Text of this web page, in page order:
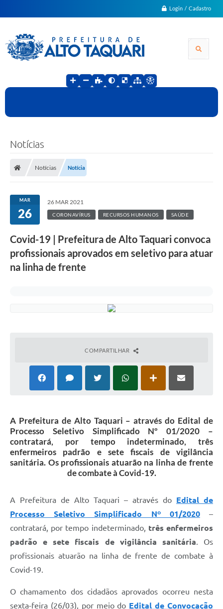
Login / Cadastro
Notícias
Notícias Notícia
MAR
26
26 MAR 2021
CORONAVÍRUS RECURSOS HUMANOS SAÚDE
Covid-19 | Prefeitura de Alto Taquari convoca
profissionais aprovados em seletivo para atuar
na linha de frente
COMPARTILHAR
A Prefeitura de Alto Taquari – através do Edital de
Processo Seletivo Simplificado Nº 01/2020 –
contratará, por tempo indeterminado, três
enfermeiros padrão e sete fiscais de vigilância
sanitária. Os profissionais atuarão na linha de frente
de combate à Covid-19.
A Prefeitura de Alto Taquari – através do Edital de
Processo Seletivo Simplificado Nº 01/2020–
contratará, por tempo indeterminado, três enfermeiros
padrão e sete fiscais de vigilância sanitária. Os
profissionais atuarão na linha de frente de combate à
Covid-19.
O chamamento dos cidadãos aprovados ocorreu nesta
sexta-feira (26/03), por meio do Edital de Convocação